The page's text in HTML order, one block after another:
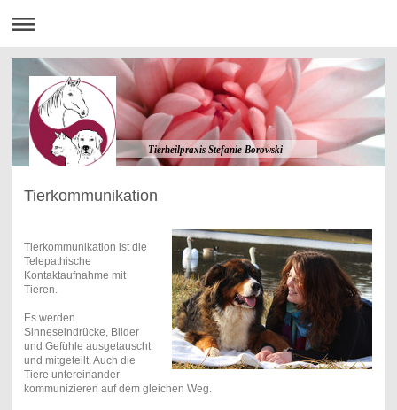
Tierheilpraxis Stefanie Borowski
Tierkommunikation
Tierkommunikation ist die
Telepathische
Kontaktaufnahme mit
Tieren.
Es werden
Sinneseindrücke, Bilder
und Gefühle ausgetauscht
und mitgeteilt. Auch die
Tiere untereinander
kommunizieren auf dem gleichen Weg.